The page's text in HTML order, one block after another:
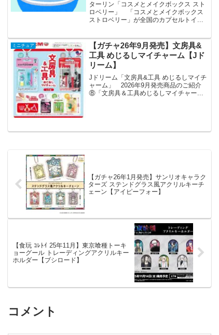
ターリン「コスメとメイクボックス スト
ロベリー」 「コスメとメイクボックス
ストロベリー」が全国のカプセルトイ売
ーモチーフのコスメとメイクボックスが
登場。沢山集めて並べ...
ミニチュア
【ガチャ26年9月発売】文房具&
工具 めじるしマイチャーム【Jド
リーム】
Jドリーム「文房具&工具 めじるしマイチ
ャーム」 2026年9月発売商品のご紹介
⑧「文房具＆工具めじるしマイチャー
【ガチャ26年1月発売】サンリオキャラク
ターズ ステンドグラス風アクリルキーチ
ェーン【アイピーフォー】
【食玩 ｺﾚﾄｲ 25年11月】東京喰種トーキ
ョーグール トレーディングアクリルキー
ホルダー【ブシロード】
コメント